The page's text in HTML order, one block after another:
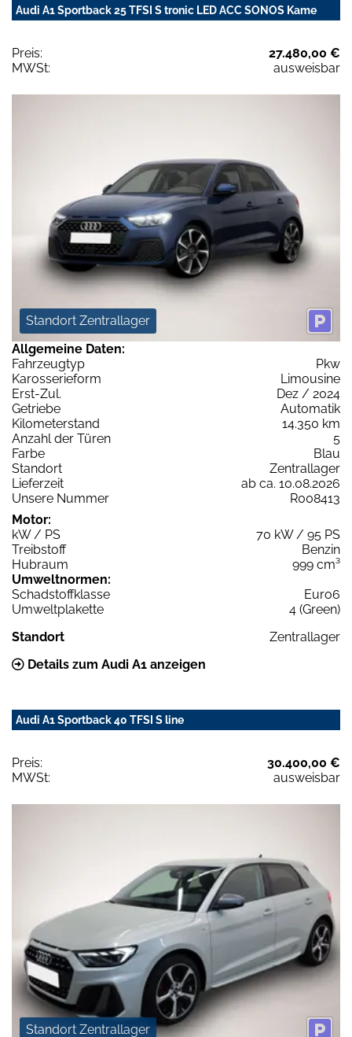
Audi A1 Sportback 25 TFSI S tronic LED ACC SONOS Kame
Preis:
27.480,00 €
MWSt:
ausweisbar
Standort Zentrallager
Allgemeine Daten:
Fahrzeugtyp
Pkw
Karosserieform
Limousine
Erst-Zul.
Dez / 2024
Getriebe
Automatik
Kilometerstand
14.350 km
Anzahl der Türen
5
Farbe
Blau
Standort
Zentrallager
Lieferzeit
ab ca. 10.08.2026
Unsere Nummer
R008413
Motor:
kW / PS
70 kW / 95 PS
Treibstoff
Benzin
Hubraum
999 cm³
Umweltnormen:
Schadstoffklasse
Euro6
Umweltplakette
4 (Green)
Standort
Zentrallager
Details zum Audi A1 anzeigen
Audi A1 Sportback 40 TFSI S line
Preis:
30.400,00 €
MWSt:
ausweisbar
Standort Zentrallager